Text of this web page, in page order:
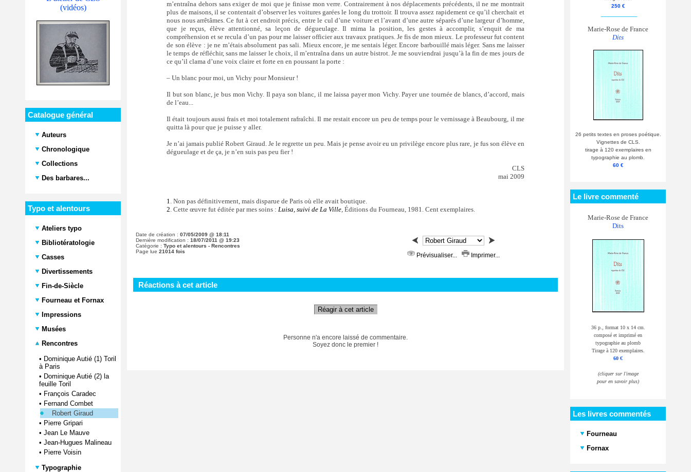
(vidéos)
Catalogue général
Auteurs
Chronologique
Collections
Des barbares...
Typo et alentours
Ateliers typo
Bibliotératologie
Casses
Divertissements
Fin-de-Siècle
Fourneau et Fornax
Impressions
Musées
Rencontres
• Dominique Autié (1) Toril
à Paris
• Dominique Autié (2) la
feuille Toril
• François Caradec
• Fernand Combet
Robert Giraud
• Pierre Gripari
• Jean Le Mauve
• Jean-Hugues Malineau
• Pierre Voisin
Typographie
m’entraîna dehors sans exiger de moi que je finisse mon verre. Contrairement à nos déplacements précédents, il ne me montrait
plus de maisons, il se contentait d’observer les voitures garées le long du trottoir. Il trouva assez rapidement ce qu’il cherchait et
nous nous arrêtâmes. Ce fut à cet endroit précis, entre le cul d’une voiture et l’avant d’une autre séparés d’une largeur d’homme,
que je reçus, élève attentionné, sa leçon de dégueulage. Il mima la position, les gestes à accomplir, s’enquit de ma
compréhension et se recula d’un pas pour me laisser officier aux travaux pratiques. Je fis de mon mieux. Le professeur fut content
de son élève : je ne m’étais absolument pas sali. Mieux encore, je me sentais léger. Encore barbouillé mais léger. Sans me laisser
le temps de réfléchir, sans me laisser le choix, il m’entraîna dans un autre bistrot. Je me souviendrai jusqu’à la fin de mes jours de
ce qu’il clama d’une voix claire et forte en en poussant la porte :
– Un blanc pour moi, un Vichy pour Monsieur !
Il but son blanc, je bus mon Vichy. Il paya son blanc, il me laissa payer mon Vichy. Payer une tournée de blancs, d’accord, mais
de l’eau...
Il était toujours aussi frais et moi totalement rafraîchi. Il me restait encore un peu de temps pour le vernissage à Beaubourg, il me
quitta là pour que je puisse y aller.
Je n’ai jamais publié Robert Giraud. Je le regrette un peu. Mais je pense avoir eu un privilège encore plus rare, je fus son élève en
dégueulage et de ça, je n’en suis pas peu fier !
CLS
mai 2009
1. Non pas définitivement, mais disparue de Paris où elle avait boutique.
2. Cette œuvre fut éditée par mes soins :Luisa, suivi de La Ville, Éditions du Fourneau, 1981. Cent exemplaires.
Date de création : 07/05/2009 @ 18:11
Dernière modification : 18/07/2011 @ 19:23
Catégorie : Typo et alentours - Rencontres
Page lue 21014 fois
Prévisualiser... Imprimer...
Réactions à cet article
Réagir à cet article
Personne n'a encore laissé de commentaire.
Soyez donc le premier !
250 €
Marie-Rose de France
Dits
26 petits textes en proses poétique.
Vignettes de CLS.
tirage à 120 exemplaires en
typographie au plomb.
60 €
Le livre commenté
Marie-Rose de France
Dits
36 p., format 10 x 14 cm.
composé et imprimé en
typographie au plomb
Tirage à 120 exemplaires.
60 €
(cliquer sur l'image
pour en savoir plus)
Les livres commentés
Fourneau
Fornax